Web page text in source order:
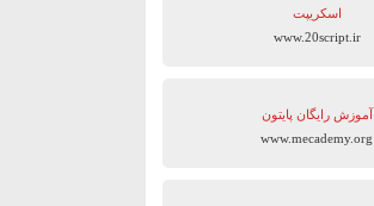
اسکریپت
www.20script.ir
آموزش رایگان پایتون
www.mecademy.org